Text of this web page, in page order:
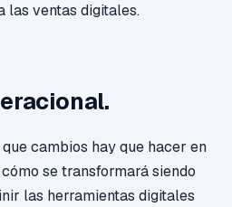
las ventas digitales.
cambios hay que hacer en
se transformará siendo
las herramientas digitales